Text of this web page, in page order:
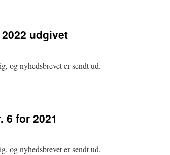
udgivet
og nyhedsbrevet er sendt ud.
for 2021
og nyhedsbrevet er sendt ud.